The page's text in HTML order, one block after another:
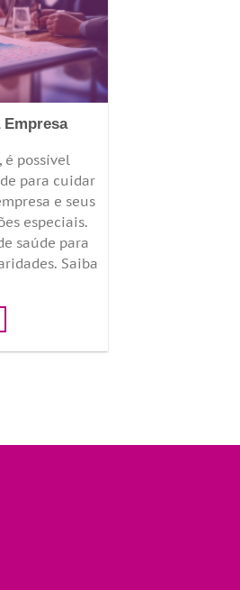
Empresa
é possível
para cuidar
e seus
especiais.
saúde para
Saiba